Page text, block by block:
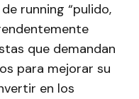
running “pulido,
que demandan
para mejorar su
en los